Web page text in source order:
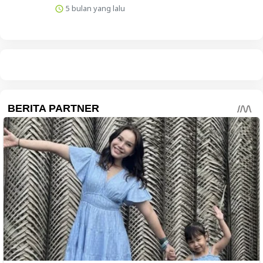
5 bulan yang lalu